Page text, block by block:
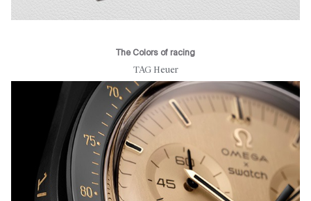
The Colors of racing
TAG Heuer